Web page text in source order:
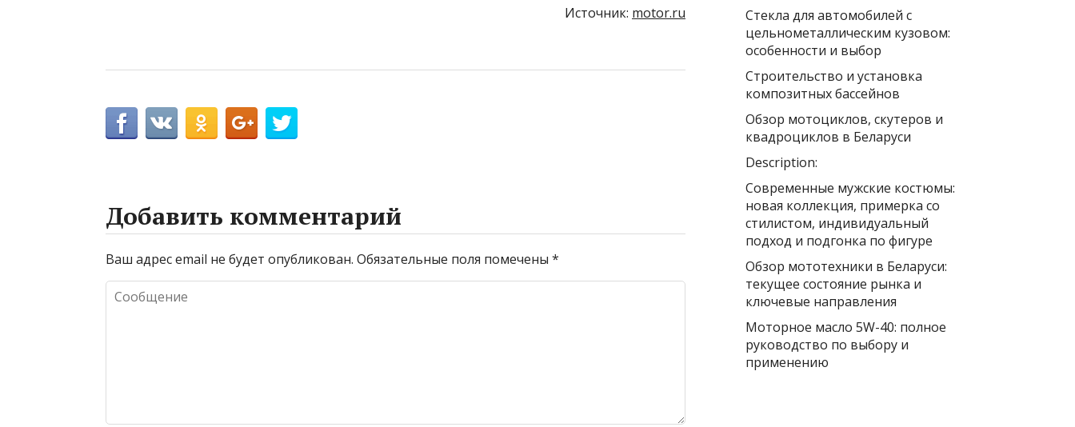
Источник: motor.ru
Добавить комментарий
Ваш адрес email не будет опубликован. Обязательные поля помечены *
Стекла для автомобилей с
цельнометаллическим кузовом:
особенности и выбор
Строительство и установка
композитных бассейнов
Обзор мотоциклов, скутеров и
квадроциклов в Беларуси
Description:
Современные мужские костюмы:
новая коллекция, примерка со
стилистом, индивидуальный
подход и подгонка по фигуре
Обзор мототехники в Беларуси:
текущее состояние рынка и
ключевые направления
Моторное масло 5W-40: полное
руководство по выбору и
применению